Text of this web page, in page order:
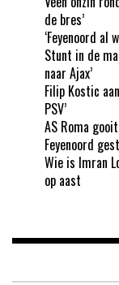
de bres’
‘Feyenoord al
Stunt in de
naar Ajax’
Filip Kostic
PSV’
AS Roma
Feyenoord
Wie is Imran
op aast